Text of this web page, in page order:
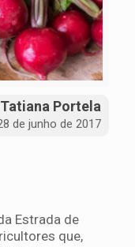
Tatiana Portela
de junho de 2017
Estrada de
que,